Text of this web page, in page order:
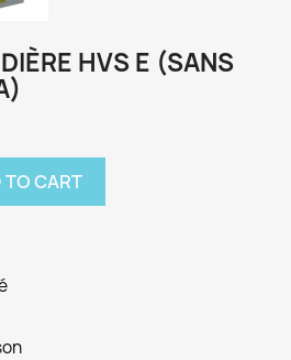
HVS E (SANS
TO CART